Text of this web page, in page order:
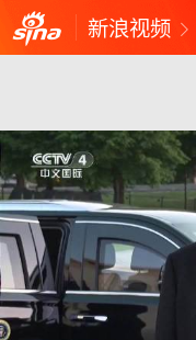
新浪视频